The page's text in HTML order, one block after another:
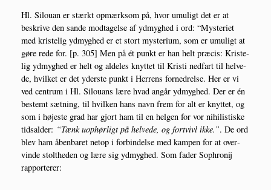
Hl. Silou­an er stærkt opmærk­som på, hvor umu­ligt det er at
beskri­ve den san­de mod­ta­gel­se af ydmyg­hed i ord: “Myste­ri­et
med kri­ste­lig ydmyg­hed er et stort myste­ri­um, som er umu­ligt at
gøre rede for. [p. 305] Men på ét punkt er han helt præ­cis: Kri­ste­
lig ydmyg­hed er helt og alde­les knyt­tet til Kri­sti ned­fart til hel­ve­
de, hvil­ket er det yder­ste punkt i Her­rens for­ned­rel­se. Her er vi
ved cen­trum i Hl. Silou­ans lære hvad angår ydmyg­hed. Der er én
bestemt sæt­ning, til hvil­ken hans navn frem for alt er knyt­tet, og
som i høje­ste grad har gjort ham til en hel­gen for vor nihi­li­sti­ske
tidsal­der: “Tænk uop­hør­ligt på hel­ve­de, og fortvivl ikke.”. De ord
blev ham åben­ba­ret net­op i for­bin­del­se med kam­pen for at over­
vin­de stolt­he­den og lære sig ydmyg­hed. Som fader Sop­hro­nij
rapporterer: